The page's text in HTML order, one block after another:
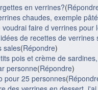
en verrines?(
chaudes, exemple
faire d verrines pour
de recettes de verrines
sales(Répondre)
pois et crème de
personne(Répondre)
pour 25 personnes(